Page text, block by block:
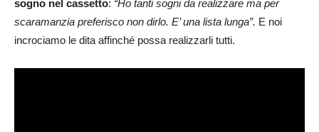
sogno nel cassetto: “Ho tanti sogni da realizzare ma per
scaramanzia preferisco non dirlo. E’ una lista lunga”. E noi
incrociamo le dita affinché possa realizzarli tutti.